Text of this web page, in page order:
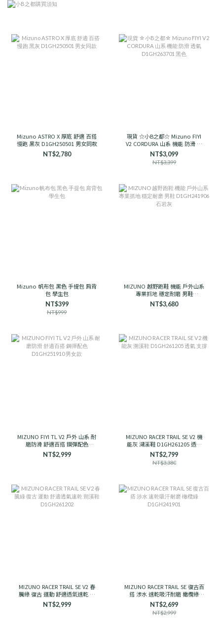
Mizuno ASTRO X 厚底 舒適 百搭
慢跑 黑灰 D1GH250501 男女同款
NT$2,780
現貨 ☆小B之都☆ Mizuno FIYI
V2 CORDURA 山系 機能 防滑 透
氣 D1GH263701 黑色
NT$3,099
NT$3,399
Mizuno 帆布包 黑色 手提包 肩背
包 學生包
NT$399
NT$999
MIZUNO 越野跑鞋 機能 戶外山系
專業抓地 穩定耐磨 男鞋
D1GH241906 石岩灰
NT$3,680
MIZUNO FIYI TL V2 戶外 山系 耐
磨防滑 舒適百搭 鋼彈配色
D1GH251910 男女款
NT$2,999
MIZUNO RACER TRAIL SE V2 機
能灰 溯溪鞋 D1GH261205 透氣
支撐
NT$2,799
NT$3,380
MIZUNO RACER TRAIL SE V2 春
騰綠 復古 運動 舒適透氣速乾 朔
溪鞋 D1GH261202
NT$2,999
MIZUNO RACER TRAIL SE 復古百
搭 涉水 速乾吸汗耐磨 橄欖綠
D1GH241901
NT$2,699
NT$2,999